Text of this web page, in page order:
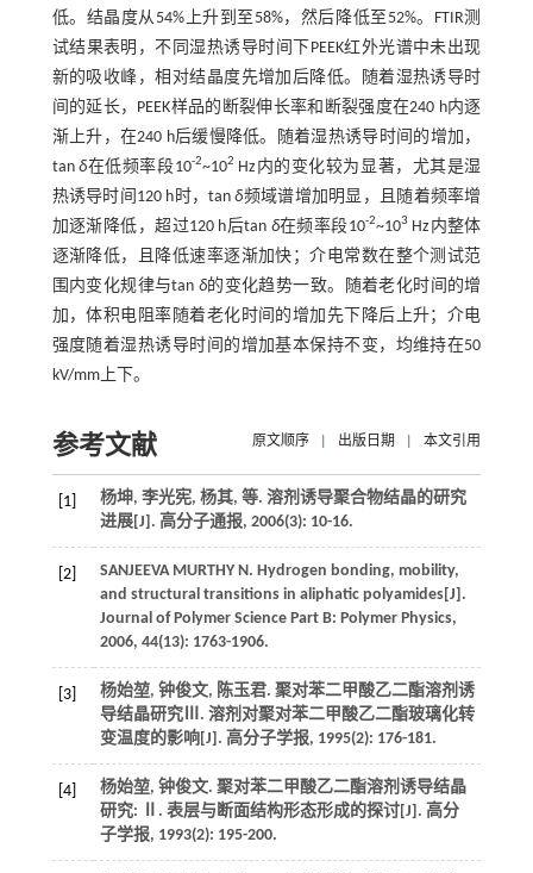
低。结晶度从54%上升到至58%，然后降低至52%。FTIR测
试结果表明，不同湿热诱导时间下PEEK红外光谱中未出现
新的吸收峰，相对结晶度先增加后降低。随着湿热诱导时
间的延长，PEEK样品的断裂伸长率和断裂强度在240 h内逐
渐上升，在240 h后缓慢降低。随着湿热诱导时间的增加，
tanδ在低频率段10-2~102 Hz内的变化较为显著，尤其是湿
热诱导时间120 h时，tanδ频域谱增加明显，且随着频率增
加逐渐降低，超过120 h后tan δ在频率段10-2~103 Hz内整体
逐渐降低，且降低速率逐渐加快；介电常数在整个测试范
围内变化规律与tan δ的变化趋势一致。随着老化时间的增
加，体积电阻率随着老化时间的增加先下降后上升；介电
强度随着湿热诱导时间的增加基本保持不变，均维持在50
kV/mm上下。
参考文献 原文顺序 出版日期 本文引用
[1] 杨坤, 李光宪, 杨其, 等. 溶剂诱导聚合物结晶的研究
进展[J]. 高分子通报, 2006(3): 10-16.
[2] SANJEEVA MURTHY N. Hydrogen bonding, mobility,
and structural transitions in aliphatic polyamides[J].
Journal of Polymer Science Part B: Polymer Physics,
2006, 44(13): 1763-1906.
[3]
杨始堃, 钟俊文, 陈玉君. 聚对苯二甲酸乙二酯溶剂诱
导结晶研究Ⅲ. 溶剂对聚对苯二甲酸乙二酯玻璃化转
变温度的影响[J]. 高分子学报, 1995(2): 176-181.
[4]
杨始堃, 钟俊文. 聚对苯二甲酸乙二酯溶剂诱导结晶
研究: Ⅱ. 表层与断面结构形态形成的探讨[J]. 高分
子学报, 1993(2): 195-200.